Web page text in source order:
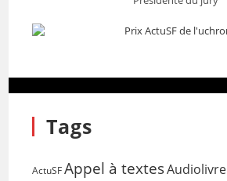
Tags
ActuSF Appel à textesAudiolivre